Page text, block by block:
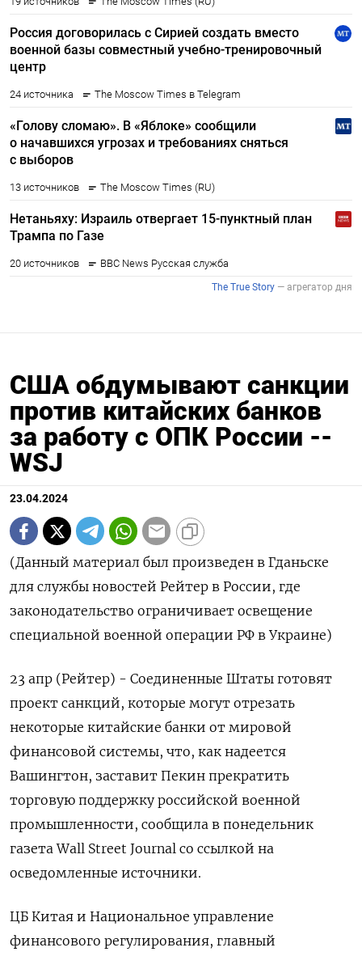
США обдумывают санкции
против китайских банков
за работу с ОПК России --
WSJ
23.04.2024
(Данный материал был произведен в Гданьске
для службы новостей Рейтер в России, где
законодательство ограничивает освещение
специальной военной операции РФ в Украине)
23 апр (Рейтер) - Соединенные Штаты готовят
проект санкций, которые могут отрезать
некоторые китайские банки от мировой
финансовой системы, что, как надеется
Вашингтон, заставит Пекин прекратить
торговую поддержку российской военной
промышленности, сообщила в понедельник
газета Wall Street Journal со ссылкой на
осведомленные источники.
ЦБ Китая и Национальное управление
финансового регулирования, главный